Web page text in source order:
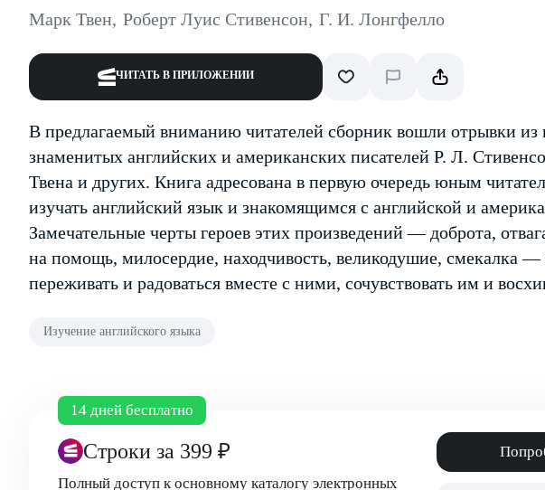
Марк Твен, Роберт Луис Стивенсон, Г. И. Лонгфелло
ЧИТАТЬ В ПРИЛОЖЕНИИ
В предлагаемый вниманию читателей сборник вошли отрывки из
знаменитых английских и американских писателей Р. Л.
Твена и других. Книга адресована в первую очередь юным
изучать английский язык и знакомящимся с английской и
Замечательные черты героев этих произведений — доброта,
на помощь, милосердие, находчивость, великодушие, смекалка —
переживать и радоваться вместе с ними, сочувствовать им и
Изучение английского языка
14 дней бесплатно
Строки за 399 ₽
Полный доступ к основному каталогу электронных